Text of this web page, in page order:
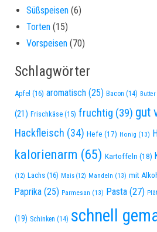
Süßspeisen (6)
Torten (15)
Vorspeisen (70)
Schlagwörter
Apfel (16) aromatisch (25) Bacon (14) Butter
(21) Frischkäse (15) fruchtig (39) gut
Hackfleisch (34) Hefe (17) Honig (13)
kalorienarm (65) Kartoffeln (18)
(12) Lachs (16) Mais (12) Mandeln (13) mit
Paprika (25) Parmesan (13) Pasta (27)
(19) Schinken (14) schnell